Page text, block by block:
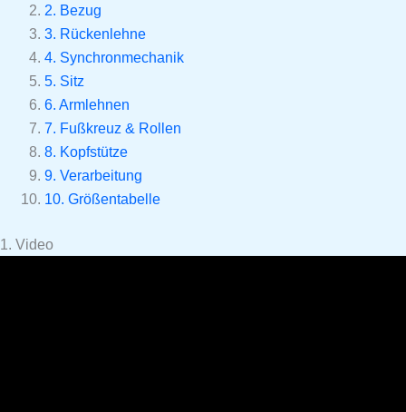
2. Bezug
3. Rückenlehne
4. Synchronmechanik
5. Sitz
6. Armlehnen
7. Fußkreuz & Rollen
8. Kopfstütze
9. Verarbeitung
10. Größentabelle
1. Video